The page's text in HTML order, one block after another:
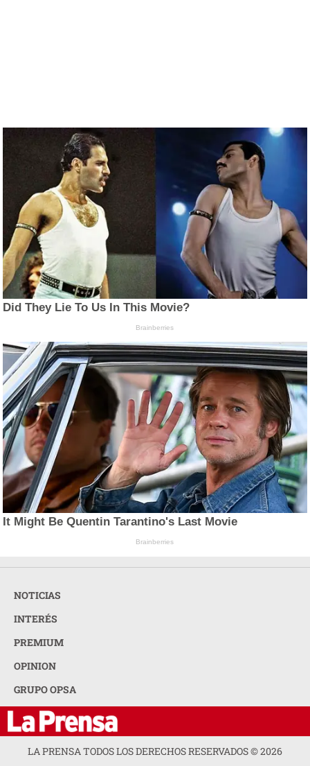
Did They Lie To Us In This Movie?
Brainberries
It Might Be Quentin Tarantino's Last Movie
Brainberries
NOTICIAS
INTERÉS
PREMIUM
OPINION
GRUPO OPSA
LA PRENSA TODOS LOS DERECHOS RESERVADOS ©2026